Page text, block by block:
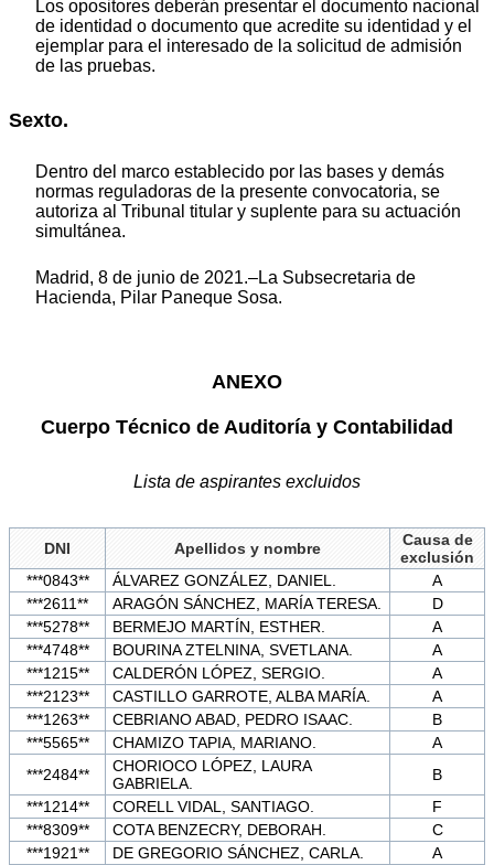
Los opositores deberán presentar el documento nacional
de identidad o documento que acredite su identidad y el
ejemplar para el interesado de la solicitud de admisión
de las pruebas.
Sexto.
Dentro del marco establecido por las bases y demás
normas reguladoras de la presente convocatoria, se
autoriza al Tribunal titular y suplente para su actuación
simultánea.
Madrid, 8 de junio de 2021.–La Subsecretaria de
Hacienda, Pilar Paneque Sosa.
ANEXO
Cuerpo Técnico de Auditoría y Contabilidad
Lista de aspirantes excluidos
DNI Apellidos y nombre
Causa de
exclusión
***0843**
ÁLVAREZ GONZÁLEZ, DANIEL.
A
***2611**
ARAGÓN SÁNCHEZ, MARÍA TERESA.
D
***5278**
BERMEJO MARTÍN, ESTHER.
A
***4748**
BOURINA ZTELNINA, SVETLANA.
A
***1215**
CALDERÓN LÓPEZ, SERGIO.
A
***2123**
CASTILLO GARROTE, ALBA MARÍA.
A
***1263**
CEBRIANO ABAD, PEDRO ISAAC.
B
***5565**
CHAMIZO TAPIA, MARIANO.
A
***2484**
CHORIOCO LÓPEZ, LAURA
GABRIELA.
B
***1214**
CORELL VIDAL, SANTIAGO.
F
***8309**
COTA BENZECRY, DEBORAH.
C
***1921**
DE GREGORIO SÁNCHEZ, CARLA.
A